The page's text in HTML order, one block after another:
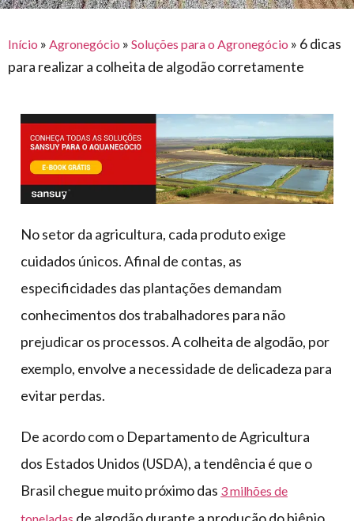
eventos
para
agronegócio
toldos
construção
civil
mercado
automotivo
móveis,
calçados,
epi's
multiúso
e logística
armazenagem
lonas
de
caminhoneiro
Início » Agronegócio » Soluções para o Agronegócio » 6 dicas
para realizar a colheita de algodão corretamente
No setor da agricultura, cada produto exige
cuidados únicos. Afinal de contas, as
especificidades das plantações demandam
conhecimentos dos trabalhadores para não
prejudicar os processos. A colheita de algodão, por
exemplo, envolve a necessidade de delicadeza para
evitar perdas.
De acordo com o Departamento de Agricultura
dos Estados Unidos (USDA), a tendência é que o
Brasil chegue muito próximo das 3 milhões de